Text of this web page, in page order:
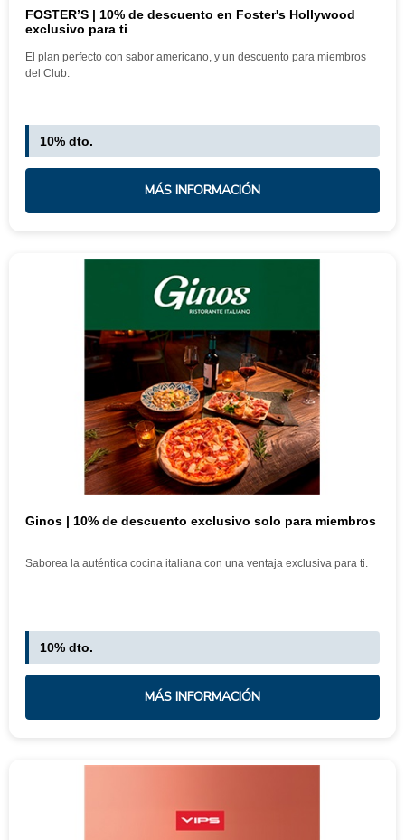
FOSTER’S | 10% de descuento en Foster's Hollywood
exclusivo para ti
El plan perfecto con sabor americano, y un descuento para miembros
del Club.
10% dto.
MÁS INFORMACIÓN
Ginos | 10% de descuento exclusivo solo para miembros
Saborea la auténtica cocina italiana con una ventaja exclusiva para ti.
10% dto.
MÁS INFORMACIÓN